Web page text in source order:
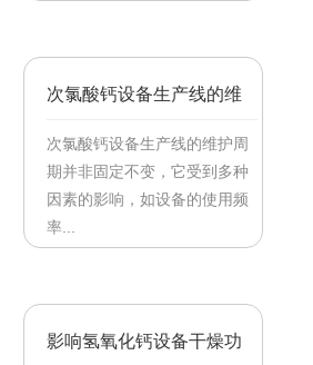
次氯酸钙设备生产线的维
护周期是多久？
次氯酸钙设备生产线的维护周
期并非固定不变，它受到多种
因素的影响，如设备的使用频
率...
影响氢氧化钙设备干燥功